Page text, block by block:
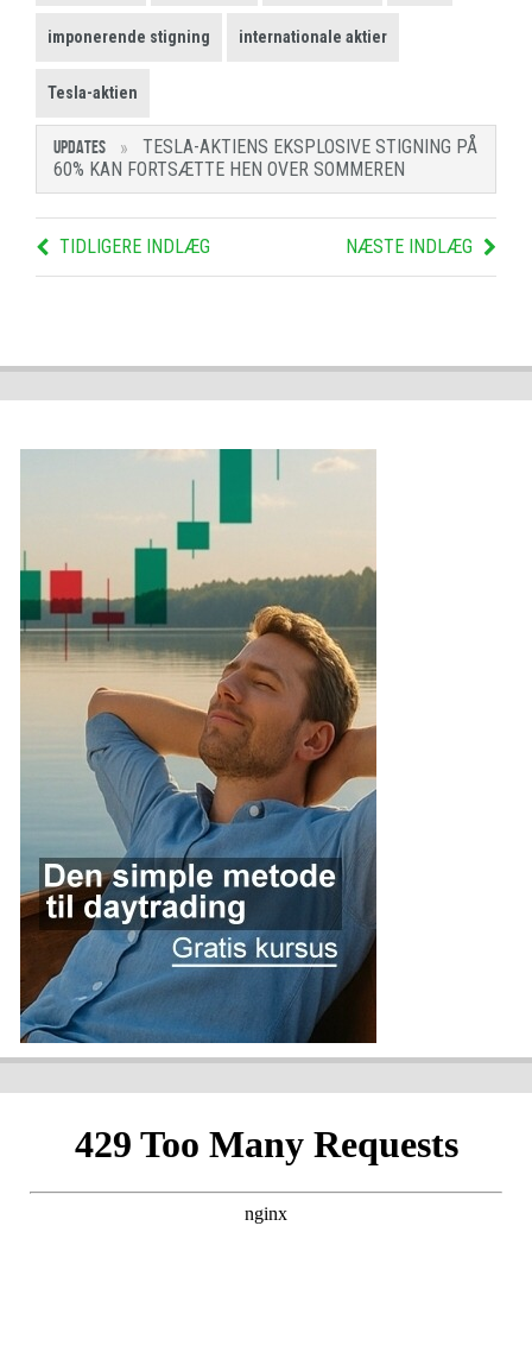
imponerende stigning internationale aktier
Tesla-aktien
UPDATES
TESLA-AKTIENS EKSPLOSIVE STIGNING PÅ
60% KAN FORTSÆTTE HEN OVER SOMMEREN
TIDLIGERE INDLÆG NÆSTE INDLÆG